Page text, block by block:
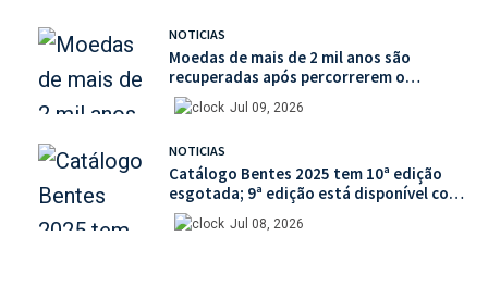
NOTICIAS
Moedas de mais de 2 mil anos são
recuperadas após percorrerem o
mercado ilegal de antiguidades
Jul 09, 2026
NOTICIAS
Catálogo Bentes 2025 tem 10ª edição
esgotada; 9ª edição está disponível com
mais de 30% de desconto na unidade
Jul 08, 2026